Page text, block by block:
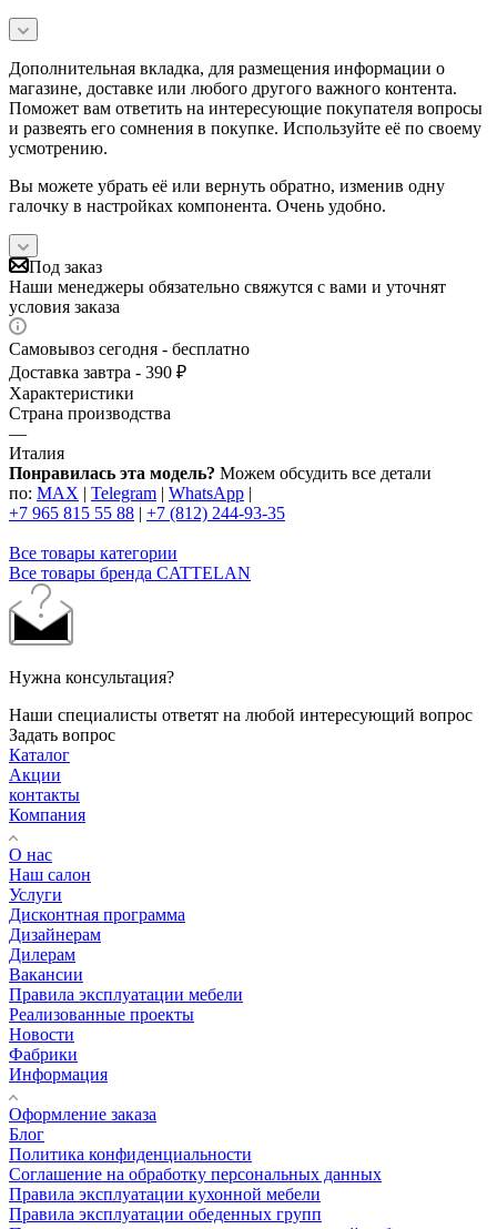
Дополнительная вкладка, для размещения информации о
магазине, доставке или любого другого важного контента.
Поможет вам ответить на интересующие покупателя вопросы
и развеять его сомнения в покупке. Используйте её по своему
усмотрению.
Вы можете убрать её или вернуть обратно, изменив одну
галочку в настройках компонента. Очень удобно.
Под заказ
Наши менеджеры обязательно свяжутся с вами и уточнят
условия заказа
Самовывоз сегодня - бесплатно
Доставка завтра - 390 ₽
Характеристики
Страна производства
—
Италия
Понравилась эта модель? Можем обсудить все детали
по: MAX | Telegram | WhatsApp |
+7 965 815 55 88 | +7 (812) 244-93-35
Все товары категории
Все товары бренда CATTELAN
Нужна консультация?
Наши специалисты ответят на любой интересующий вопрос
Задать вопрос
Каталог
Акции
контакты
Компания
О нас
Наш салон
Услуги
Дисконтная программа
Дизайнерам
Дилерам
Вакансии
Правила эксплуатации мебели
Реализованные проекты
Новости
Фабрики
Информация
Оформление заказа
Блог
Политика конфиденциальности
Соглашение на обработку персональных данных
Правила эксплуатации кухонной мебели
Правила эксплуатации обеденных групп